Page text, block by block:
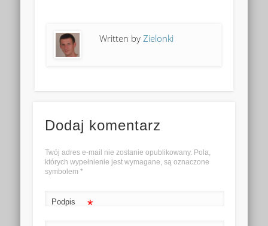
Written byZielonki
Dodaj komentarz
Twój adres e-mail nie zostanie opublikowany. Pola,
których wypełnienie jest wymagane, są oznaczone
symbolem *
Podpis *